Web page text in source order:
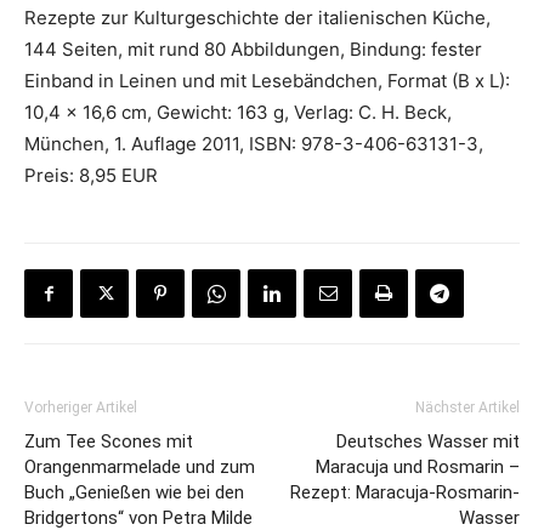
Rezepte zur Kulturgeschichte der italienischen Küche,
144 Seiten, mit rund 80 Abbildungen, Bindung: fester
Einband in Leinen und mit Lesebändchen, Format (B x L):
10,4 x 16,6 cm, Gewicht: 163 g, Verlag: C. H. Beck,
München, 1. Auflage 2011, ISBN: 978-3-406-63131-3,
Preis: 8,95 EUR
Vorheriger Artikel
Zum Tee Scones mit
Orangenmarmelade und zum
Buch „Genießen wie bei den
Bridgertons“ von Petra Milde
Nächster Artikel
Deutsches Wasser mit
Maracuja und Rosmarin –
Rezept: Maracuja-Rosmarin-
Wasser